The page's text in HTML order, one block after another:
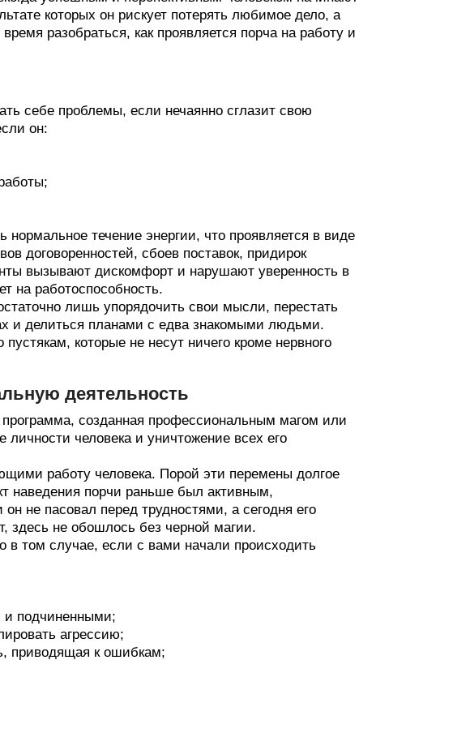
которых он рискует потерять любимое дело, а
разобраться, как проявляется порча на работу и
себе проблемы, если нечаянно сглазит свою
он:
течение энергии, что проявляется в виде
договоренностей, сбоев поставок, придирок
вызывают дискомфорт и нарушают уверенность в
на работоспособность.
лишь упорядочить свои мысли, перестать
и делиться планами с едва знакомыми людьми.
которые не несут ничего кроме нервного
деятельность
созданная профессиональным магом или
человека и уничтожение всех его
работу человека. Порой эти перемены долгое
наведения порчи раньше был активным,
не пасовал перед трудностями, а сегодня его
здесь не обошлось без черной магии.
в том случае, если с вами начали происходить
и подчиненными;
агрессию;
приводящая к ошибкам;